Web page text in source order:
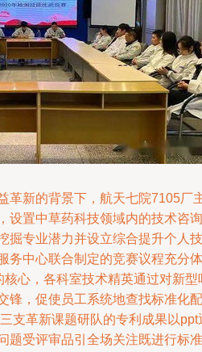
革新的背景下，航天七院7105厂
设置中草药科技领域内的技术咨询
掘专业潜力并设立综合提升个人技
务中心联合制定的竞赛议程充分体
核心，各科室技术精英通过对新型
锋，促使员工系统地查找标准化配
支革新课题研队的专利成果以ppt
题受评审品引全场关注既进行标准